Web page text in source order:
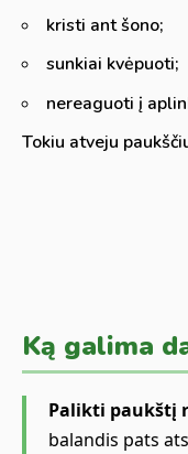
kristi ant šono;
sunkiai kvėpuoti;
nereaguoti į
Tokiu atveju
Ką galima
Palikti paukštį
balandis pats